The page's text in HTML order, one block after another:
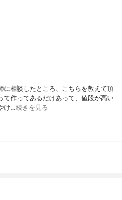
に相談したところ、こちらを教えて頂
て作ってあるだけあって、値段が高い
け…続きを見る